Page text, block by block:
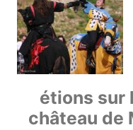
étions sur
château de